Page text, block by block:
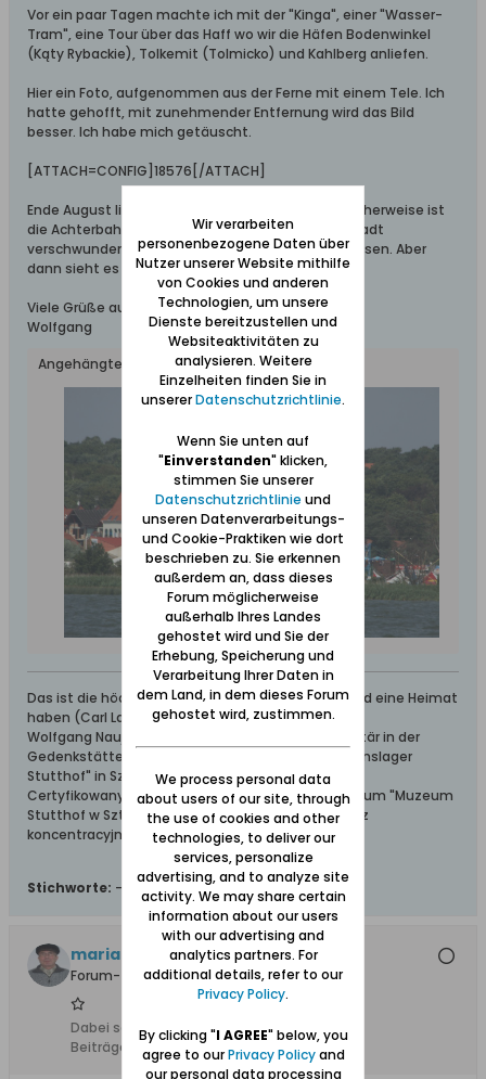
Vor ein paar Tagen machte ich mit der "Kinga", einer "Wasser-
Tram", eine Tour über das Haff wo wir die Häfen Bodenwinkel
(Kąty Rybackie), Tolkemit (Tolmicko) und Kahlberg anliefen.
Hier ein Foto, aufgenommen aus der Ferne mit einem Tele. Ich
hatte gehofft, mit zunehmender Entfernung wird das Bild
besser. Ich habe mich getäuscht.
[ATTACH=CONFIG]18576[/ATTACH]
Ende August lief dort die Ferien-Saison aus. Möglicherweise ist
die Achterbahn schon abgebaut, die Zeltbudenstadt
verschwunden, die meisten Restaurants geschlossen. Aber
dann sieht es dort auch nicht besser aus...
Viele Grüße aus dem Werder
Wolfgang
Angehängte Dateien
Das ist die höchste aller Gaben: Geborgen sein und eine Heimat
haben (Carl Lange)
Wolfgang Naujocks: Zertifizierter Führer und Volontär in der
Gedenkstätte/Museum "Deutsches Konzentrationslager
Stutthof" in Sztutowo
Certyfikowany przewodnik i wolontariusz po muzeum "Muzeum
Stutthof w Sztutowie - Niemiecki nazistowski obóz
koncentracyjny i zagłady"
Stichworte: -
mariano
Forum-Teilnehmer
Dabei seit:12.07.2008
Beiträge:
113
Wir verarbeiten
personenbezogene Daten über
Nutzer unserer Website mithilfe
von Cookies und anderen
Technologien, um unsere
Dienste bereitzustellen und
Websiteaktivitäten zu
analysieren. Weitere
Einzelheiten finden Sie in
unsererDatenschutzrichtlinie.
Wenn Sie unten auf
"Einverstanden" klicken,
stimmen Sie unserer
Datenschutzrichtlinie und
unseren Datenverarbeitungs-
und Cookie-Praktiken wie dort
beschrieben zu. Sie erkennen
außerdem an, dass dieses
Forum möglicherweise
außerhalb Ihres Landes
gehostet wird und Sie der
Erhebung, Speicherung und
Verarbeitung Ihrer Daten in
dem Land, in dem dieses Forum
gehostet wird, zustimmen.
We process personal data
about users of our site, through
the use of cookies and other
technologies, to deliver our
services, personalize
advertising, and to analyze site
activity. We may share certain
information about our users
with our advertising and
analytics partners. For
additional details, refer to our
Privacy Policy.
By clicking "I AGREE" below, you
agree to ourPrivacy Policyand
our personal data processing